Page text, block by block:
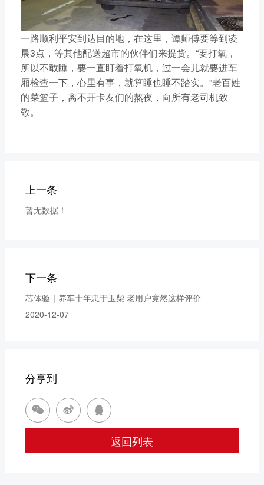
一路顺利平安到达目的地，在这里，谭师傅要等到凌
晨3点，等其他配送超市的伙伴们来提货。“要打氧，
所以不敢睡，要一直盯着打氧机，过一会儿就要进车
厢检查一下，心里有事，就算睡也睡不踏实。”老百姓
的菜篮子，离不开卡友们的熬夜，向所有老司机致
敬。
上一条
暂无数据！
下一条
芯体验｜养车十年忠于玉柴 老用户竟然这样评价
2020-12-07
分享到
  
返回列表